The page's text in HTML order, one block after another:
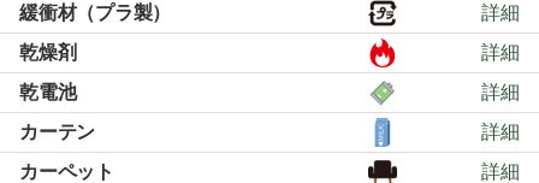
緩衝材（プラ製）
詳細
乾燥剤
詳細
乾電池
詳細
カーテン
詳細
カーペット
詳細